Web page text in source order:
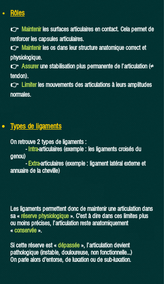
​Rôles
👉 Maintenirles surfaces articulaires en contact. Cela permet de
renforcer les capsules articulaires.
👉 Maintenirles os dans leur structure anatomique correct et
physiologique.
👉 Assurerune stabilisation plus permanente de l’articulation (≠
tendon).
👉 Limiterles mouvements des articulations à leurs amplitudes
normales.
Types de ligaments
On retrouve 2 types de ligaments :
- Intra-articulaires (exemple : les ligaments croisés du
genou)
- Extra-articulaires (exemple : ligament latéral externe et
annuaire de la cheville)
Les ligaments permettent donc de maintenir une articulation dans
sa« réserve physiologique». C'est à dire dans ces limites plus
ou moins précises, l’articulation reste anatomiquement
« conservée».
Si cette réserve est « dépassée», l’articulation devient
pathologique (instable, douloureuse, non fonctionnelle…)
On parle alors d'entorse, de luxation ou de sub-luxation.